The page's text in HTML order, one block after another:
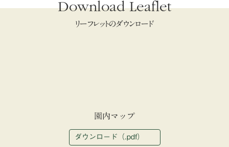
Download Leaflet
リーフレットのダウンロード
園内マップ
ダウンロード（.pdf）